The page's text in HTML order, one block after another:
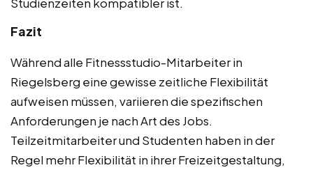
Fazit
Während alle Fitnessstudio-Mitarbeiter in
Riegelsberg eine gewisse zeitliche Flexibilität
aufweisen müssen, variieren die spezifischen
Anforderungen je nach Art des Jobs.
Teilzeitmitarbeiter und Studenten haben in der
Regel mehr Flexibilität in ihrer Freizeitgestaltung,